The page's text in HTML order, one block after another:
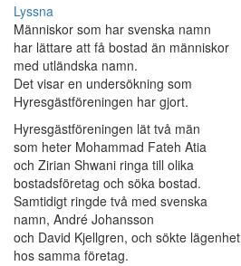
Lyssna
Människor som har svenska namn
har lättare att få bostad än människor
med utländska namn.
Det visar en undersökning som
Hyresgästföreningen har gjort.
Hyresgästföreningen lät två män
som heter Mohammad Fateh Atia
och Zirian Shwani ringa till olika
bostadsföretag och söka bostad.
Samtidigt ringde två med svenska
namn, André Johansson
och David Kjellgren, och sökte lägenhet
hos samma företag.